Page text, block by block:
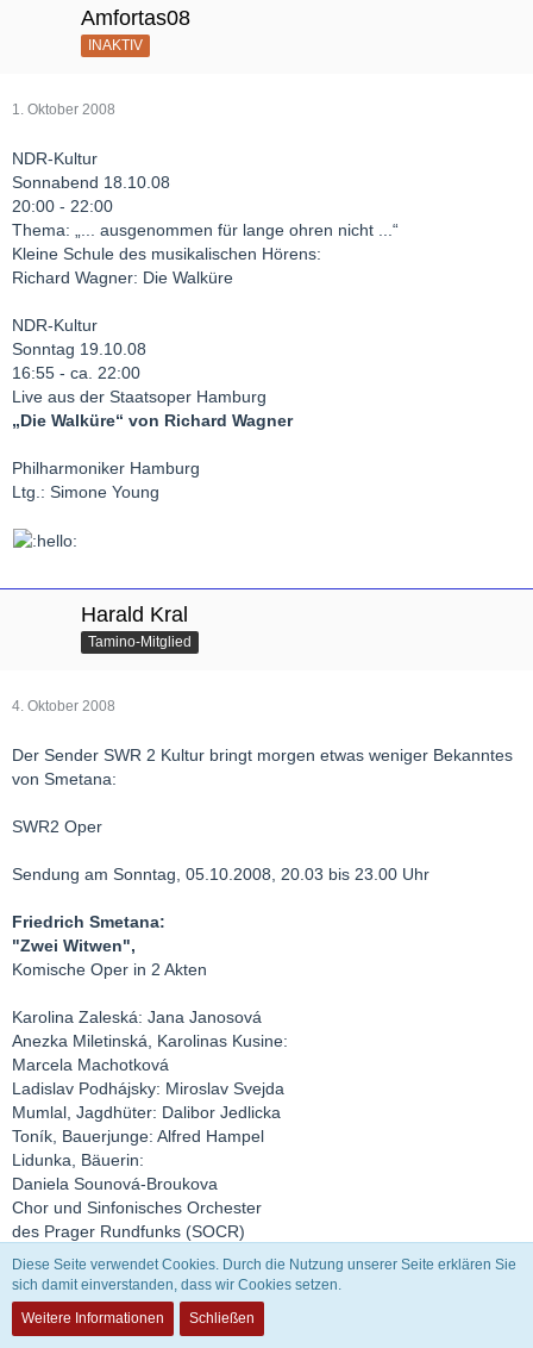
Amfortas08
INAKTIV
1. Oktober 2008
NDR-Kultur
Sonnabend 18.10.08
20:00 - 22:00
Thema: „... ausgenommen für lange ohren nicht ...“
Kleine Schule des musikalischen Hörens:
Richard Wagner: Die Walküre
NDR-Kultur
Sonntag 19.10.08
16:55 - ca. 22:00
Live aus der Staatsoper Hamburg
„Die Walküre“ von Richard Wagner
Philharmoniker Hamburg
Ltg.: Simone Young
Harald Kral
Tamino-Mitglied
4. Oktober 2008
Der Sender SWR 2 Kultur bringt morgen etwas weniger Bekanntes
von Smetana:
SWR2 Oper
Sendung am Sonntag, 05.10.2008, 20.03 bis 23.00 Uhr
Friedrich Smetana:
"Zwei Witwen",
Komische Oper in 2 Akten
Karolina Zaleská: Jana Janosová
Anezka Miletinská, Karolinas Kusine:
Marcela Machotková
Ladislav Podhájsky: Miroslav Svejda
Mumlal, Jagdhüter: Dalibor Jedlicka
Toník, Bauerjunge: Alfred Hampel
Lidunka, Bäuerin:
Daniela Sounová-Broukova
Chor und Sinfonisches Orchester
des Prager Rundfunks (SOCR)
Leitung: Jaroslav Krombholc
Zitat
Diese Seite verwendet Cookies. Durch die Nutzung unserer Seite erklären Sie
sich damit einverstanden, dass wir Cookies setzen.
Weitere Informationen
Schließen